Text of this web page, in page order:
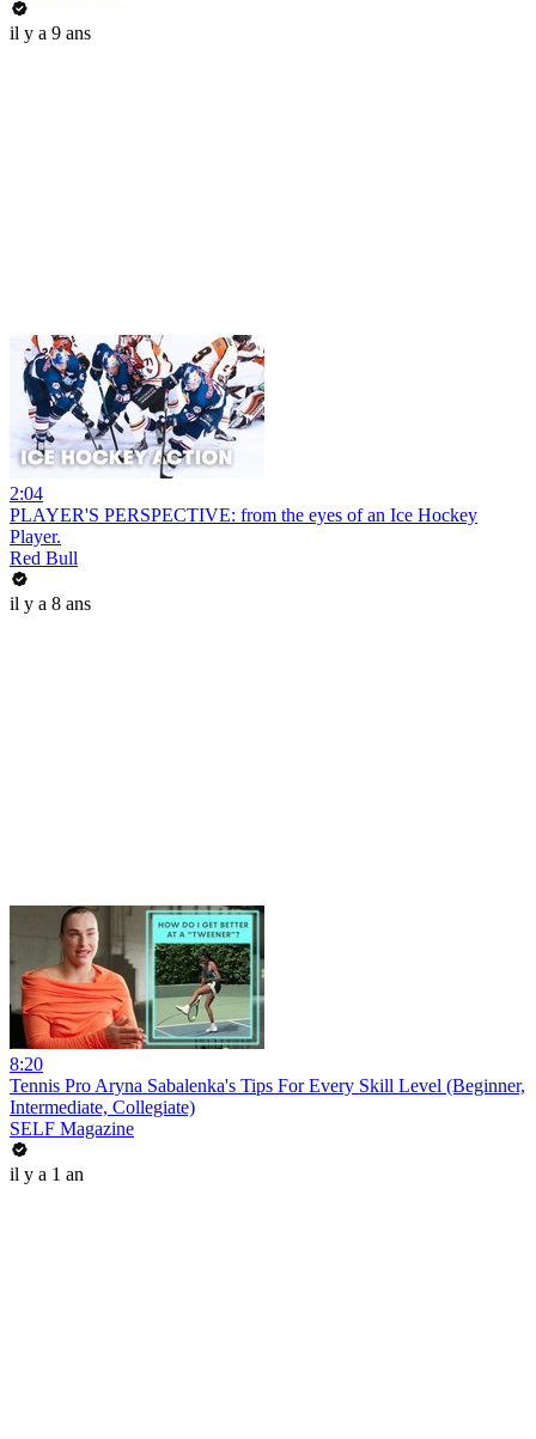
il y a 9 ans
2:04
PLAYER'S PERSPECTIVE: from the eyes of an Ice Hockey
Player.
Red Bull
il y a 8 ans
8:20
Tennis Pro Aryna Sabalenka's Tips For Every Skill Level (Beginner,
Intermediate, Collegiate)
SELF Magazine
il y a 1 an